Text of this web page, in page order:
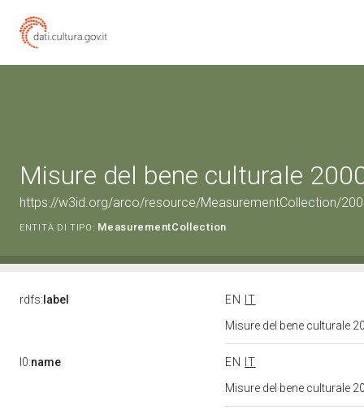
Misure del bene culturale
https://w3id.org/arco/resource/MeasurementCollection/
ENTITÀ DI TIPO: MeasurementCollection
rdfs: label EN
IT
Misure del bene culturale
l0:name EN
IT
Misure del bene culturale